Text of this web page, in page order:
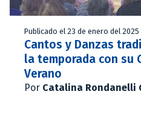
Publicado el 23 de enero del 2025
Cantos y Danzas
la temporada con su
Verano
Por Catalina Rondanelli